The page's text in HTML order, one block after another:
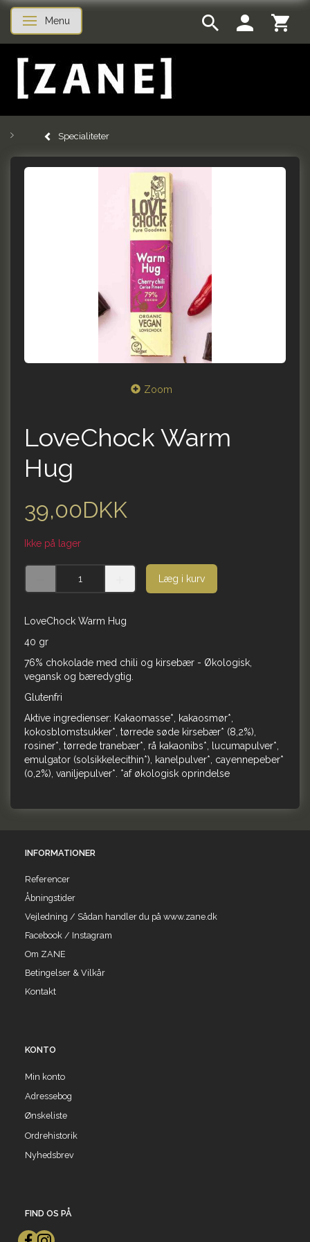
Skifte navigation
Menu
Specialiteter
Zoom
LoveChock Warm
Hug
39,00DKK
Ikke på lager
Læg i kurv
LoveChock Warm Hug
40 gr
76% chokolade med chili og kirsebær - Økologisk,
vegansk og bæredygtig.
Glutenfri
Aktive ingredienser: Kakaomasse*, kakaosmør*,
kokosblomstsukker*, tørrede søde kirsebær* (8,2%),
rosiner*, tørrede tranebær*, rå kakaonibs*, lucumapulver*,
emulgator (solsikkelecithin*), kanelpulver*, cayennepeber*
(0,2%), vaniljepulver*. *af økologisk oprindelse
INFORMATIONER
Referencer
Åbningstider
Vejledning / Sådan handler du på www.zane.dk
Facebook / Instagram
Om ZANE
Betingelser & Vilkår
Kontakt
KONTO
Min konto
Adressebog
Ønskeliste
Ordrehistorik
Nyhedsbrev
FIND OS PÅ